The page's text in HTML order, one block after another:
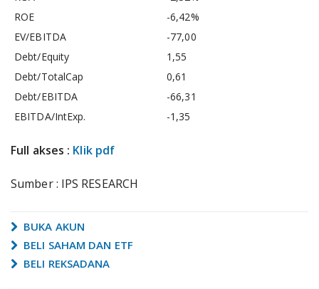
ROE
-6,42%
EV/EBITDA
-77,00
Debt/Equity
1,55
Debt/TotalCap
0,61
Debt/EBITDA
-66,31
EBITDA/IntExp.
-1,35
Full akses : Klik pdf
Sumber : IPS RESEARCH
BUKA AKUN
BELI SAHAM DAN ETF
BELI REKSADANA